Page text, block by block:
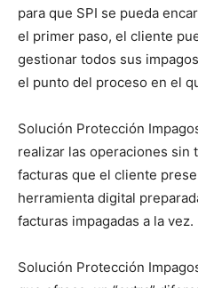
para que SPI se pueda
el primer paso, el cliente
gestionar todos sus
el punto del proceso en el
Solución Protección
realizar las operaciones sin
facturas que el cliente
herramienta digital
facturas impagadas a la vez.
Solución Protección